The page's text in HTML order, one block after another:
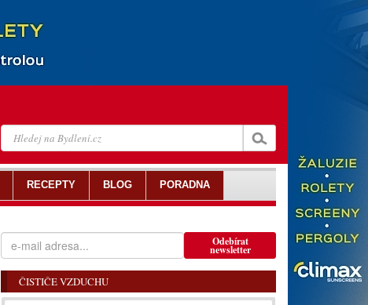
Odebírat
newsletter
ČISTIČE VZDUCHU
RECEPTY BLOG PORADNA